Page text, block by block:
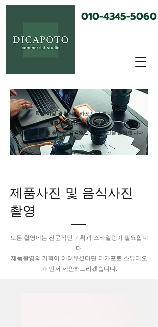
010-4345-5060
15년 이상 경력의 디카포토 스튜디오는
매출이 올라가는제품사진,
​소비자의 시선이 꽂히는감각있는연출사진을 촬영합니다.
제품사진 및 음식사진
촬영
모든 촬영에는 전문적인 기획과 스타일링이 필요합니
다.
​제품촬영의 기획이 어려우셨다면 디카포토 스튜디오
가 먼저 제안해드리겠습니다.